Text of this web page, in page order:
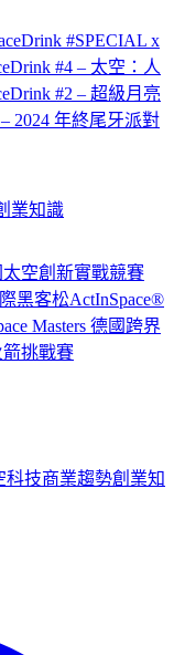
#SPECIAL x
#4 – 太空：人
#2 – 超級月亮
– 2024 年終尾牙派對
業知識
空創新實戰競賽
黑客松ActInSpace®
Masters 德國跨界
挑戰賽
科技商業趨勢創業知